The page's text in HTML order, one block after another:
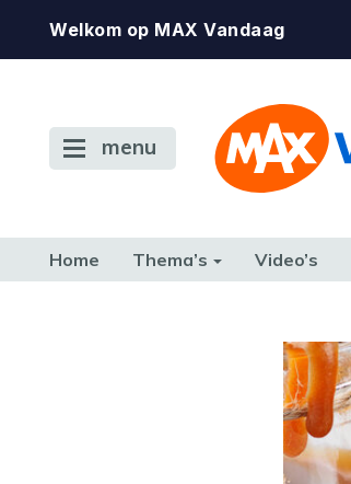
Welkom op MAX Vandaag
menu
Home Thema’s Video’s